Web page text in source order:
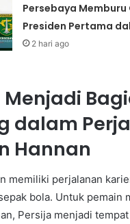
Persebaya Memburu
Presiden Pertama
2 hari ago
Menjadi
dalam
Hannan
memiliki perjalanan
bola. Untuk pemain
Persija menjadi